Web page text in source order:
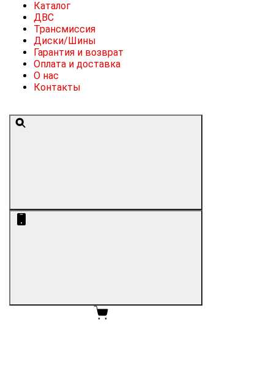
Каталог
ДВС
Трансмиссия
Диски/Шины
Гарантия и возврат
Оплата и доставка
О нас
Контакты